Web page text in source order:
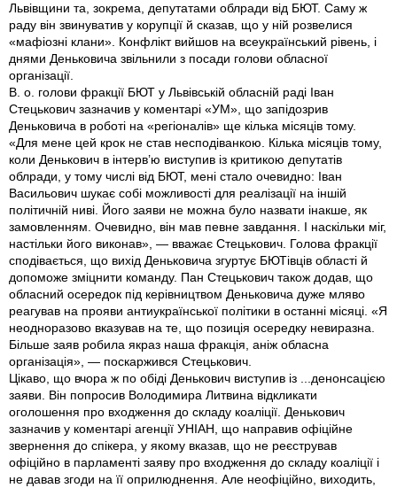
Львівщини та, зокрема, депутатами облради від БЮТ. Саму ж
раду він звинуватив у корупції й сказав, що у ній розвелися
«мафіозні клани». Конфлікт вийшов на всеукраїнський рівень, і
днями Деньковича звільнили з посади голови обласної
організації.
В. о. голови фракції БЮТ у Львівській обласній раді Іван
Стецькович зазначив у коментарі «УМ», що запідозрив
Деньковича в роботі на «регіоналів» ще кілька місяців тому.
«Для мене цей крок не став несподіванкою. Кілька місяців тому,
коли Денькович в інтерв’ю виступив із критикою депутатів
облради, у тому числі від БЮТ, мені стало очевидно: Іван
Васильович шукає собі можливості для реалізації на іншій
політичній ниві. Його заяви не можна було назвати інакше, як
замовленням. Очевидно, він мав певне завдання. І наскільки міг,
настільки його виконав», — вважає Стецькович. Голова фракції
сподівається, що вихід Деньковича згуртує БЮТівців області й
допоможе зміцнити команду. Пан Стецькович також додав, що
обласний осередок під керівництвом Деньковича дуже мляво
реагував на прояви антиукраїнської політики в останні місяці. «Я
неодноразово вказував на те, що позиція осередку невиразна.
Більше заяв робила якраз наша фракція, аніж обласна
організація», — поскаржився Стецькович.
Цікаво, що вчора ж по обіді Денькович виступив із ...денонсацією
заяви. Він попросив Володимира Литвина відкликати
оголошення про входження до складу коаліції. Денькович
зазначив у коментарі агенції УНІАН, що направив офіційне
звернення до спікера, у якому вказав, що не реєстрував
офіційно в парламенті заяву про входження до складу коаліції і
не давав згоди на її оприлюднення. Але неофіційно, виходить,